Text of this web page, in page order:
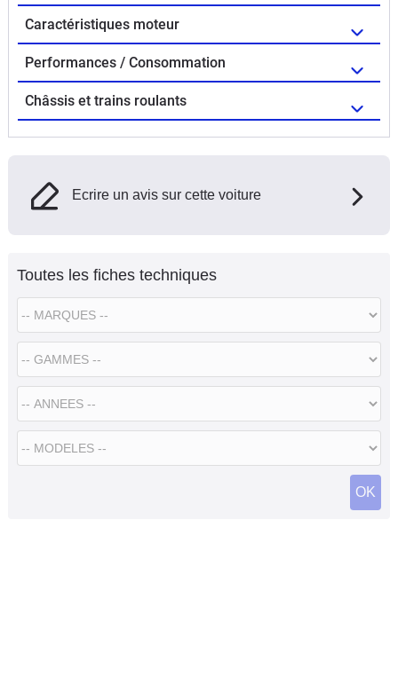
Caractéristiques moteur
Performances / Consommation
Châssis et trains roulants
Ecrire un avis sur cette voiture
Toutes les fiches techniques